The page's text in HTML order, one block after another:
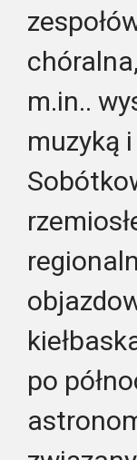
m.in..
muzyką
po